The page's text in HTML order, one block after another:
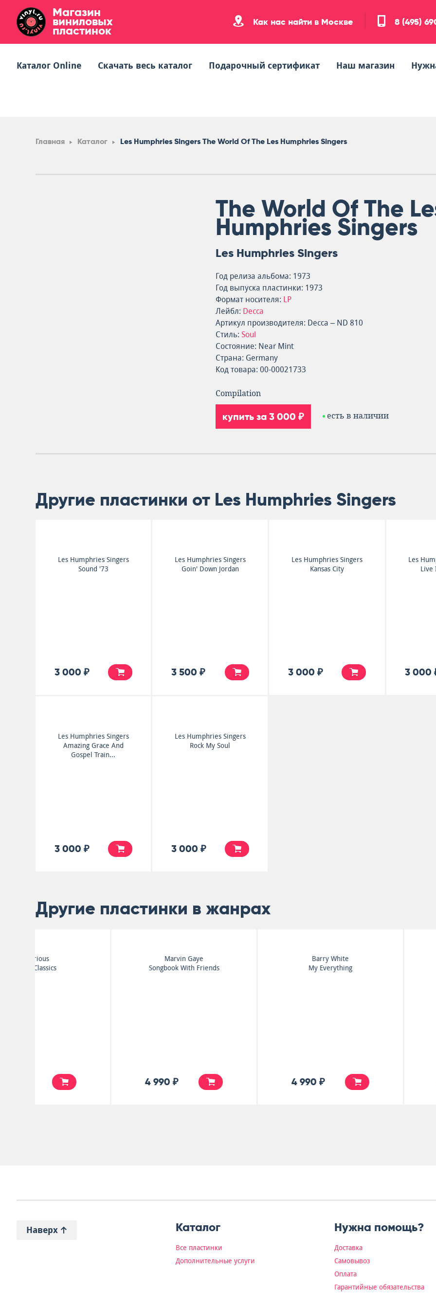
Магазин
виниловых
пластинок
Как нас найти в Москве 8 (495)
Каталог Online Скачать весь каталог Подарочный сертификат Наш магазин
Главная Каталог Les Humphries Singers The World Of The Les Humphries Singers
The World Of The
Humphries Singers
Les Humphries Singers
Год релиза альбома: 1973
Год выпуска пластинки: 1973
Формат носителя: LP
Лейбл: Decca
Артикул производителя: Decca – ND 810
Стиль: Soul
Состояние: Near Mint
Страна: Germany
Код товара: 00-00021733
Compilation
купить за 3 000 ₽ есть в наличии
Другие пластинки от Les Humphries Singers
Les Humphries Singers
Sound '73
3 000 ₽
Les Humphries Singers
Goin' Down Jordan
3 500 ₽
Les Humphries Singers
Kansas City
3 000 ₽
Les
Live
3 000
Les Humphries Singers
Amazing Grace And
Gospel Train...
3 000 ₽
Les Humphries Singers
Rock My Soul
3 000 ₽
Другие пластинки в жанрах
4 990 ₽ 4 990 ₽ 5 500 ₽
Наверх Каталог
Все пластинки
Дополнительные услуги
Нужна помощь?
Доставка
Самовывоз
Оплата
Гарантийные обязательства